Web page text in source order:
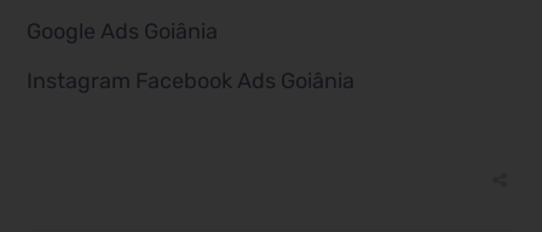
Google Ads Goiânia
Instagram Facebook Ads Goiânia